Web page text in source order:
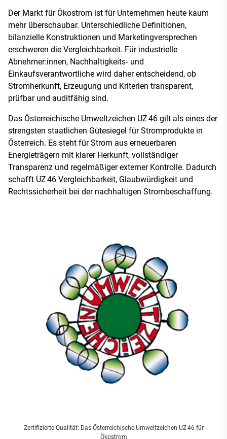
Der Markt für Ökostrom ist für Unternehmen heute kaum
mehr überschaubar. Unterschiedliche Definitionen,
bilanzielle Konstruktionen und Marketingversprechen
erschweren die Vergleichbarkeit. Für industrielle
Abnehmer:innen, Nachhaltigkeits‑ und
Einkaufsverantwortliche wird daher entscheidend, ob
Stromherkunft, Erzeugung und Kriterien transparent,
prüfbar und auditfähig sind.
Das Österreichische Umweltzeichen UZ 46 gilt als eines der
strengsten staatlichen Gütesiegel für Stromprodukte in
Österreich. Es steht für Strom aus erneuerbaren
Energieträgern mit klarer Herkunft, vollständiger
Transparenz und regelmäßiger externer Kontrolle. Dadurch
schafft UZ 46 Vergleichbarkeit, Glaubwürdigkeit und
Rechtssicherheit bei der nachhaltigen Strombeschaffung.
Zertifizierte Qualität: Das Österreichische Umweltzeichen UZ 46 für
Ökostrom